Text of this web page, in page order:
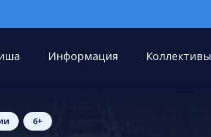
Информация Коллективы
6+